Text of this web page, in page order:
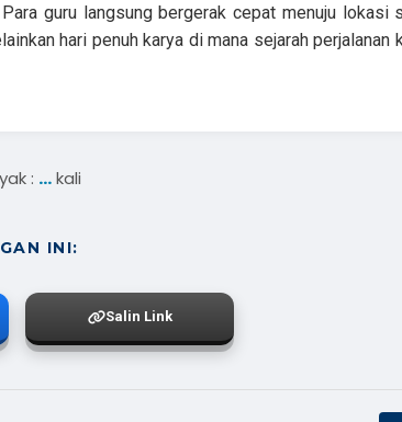
guru langsung bergerak cepat menuju lokasi
hari penuh karya di mana sejarah perjalanan
: ...kali
INI:
Salin Link